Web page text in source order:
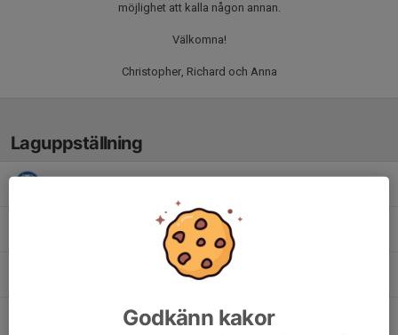
möjlighet att kalla någon annan.
Välkomna!
Christopher, Richard och Anna
Laguppställning
Luke McDonaldGodkänn kakor